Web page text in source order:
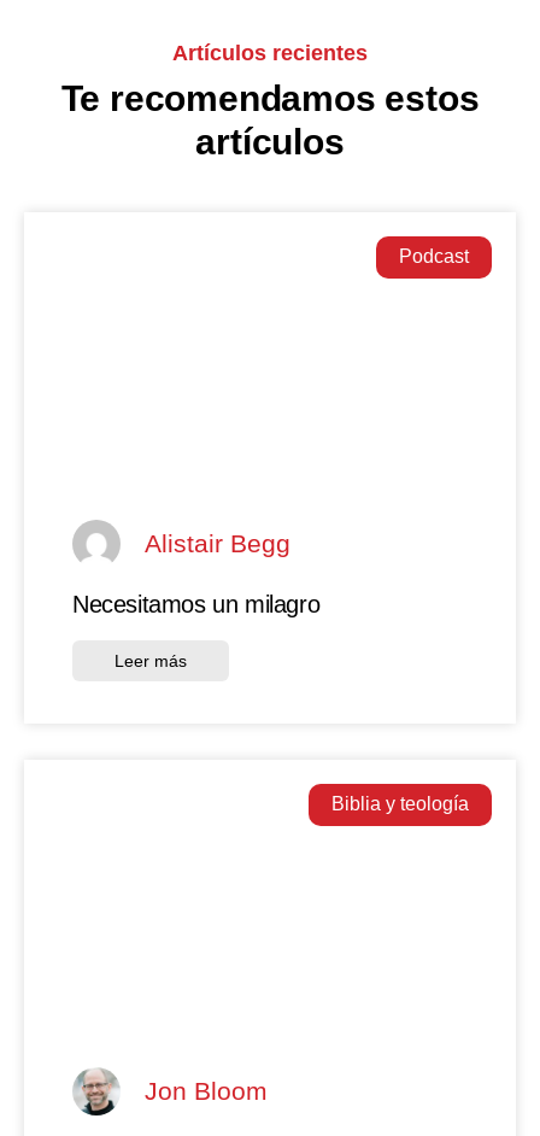
Artículos recientes
Te recomendamos estos
artículos
Podcast
Alistair Begg
Necesitamos un milagro
Leer más
Biblia y teología
Jon Bloom